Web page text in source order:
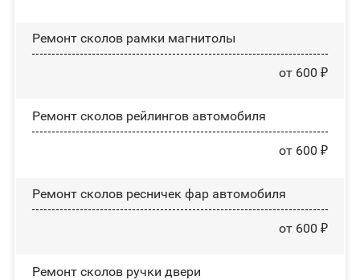
Ремонт сколов рамки магнитолы
от 600 ₽
Ремонт сколов рейлингов автомобиля
от 600 ₽
Ремонт сколов ресничек фар автомобиля
от 600 ₽
Ремонт сколов ручки двери